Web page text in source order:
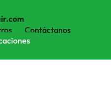
Contáctanos